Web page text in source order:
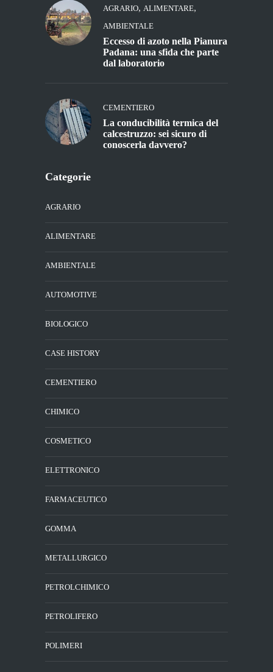
AGRARIO, ALIMENTARE,
AMBIENTALE
Eccesso di azoto nella Pianura
Padana: una sfida che parte
dal laboratorio
CEMENTIERO
La conducibilità termica del
calcestruzzo: sei sicuro di
conoscerla davvero?
Categorie
AGRARIO
ALIMENTARE
AMBIENTALE
AUTOMOTIVE
BIOLOGICO
CASE HISTORY
CEMENTIERO
CHIMICO
COSMETICO
ELETTRONICO
FARMACEUTICO
GOMMA
METALLURGICO
PETROLCHIMICO
PETROLIFERO
POLIMERI